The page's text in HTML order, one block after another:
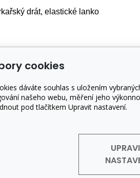
drát, elastické lanko
O nás
Kdo jsme
Prodej výrobků
Copyright © 2018 - 2025
cookies
dáváte souhlas s uložením
našeho webu, měření jeho
pod tlačítkem Upravit nastavení.